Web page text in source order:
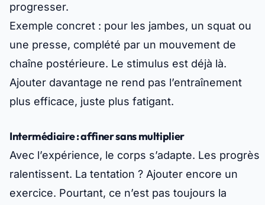
progresser.
Exemple concret : pour les jambes, un squat ou
une presse, complété par un mouvement de
chaîne postérieure. Le stimulus est déjà là.
Ajouter davantage ne rend pas l’entraînement
plus efficace, juste plus fatigant.
Intermédiaire : affiner sans multiplier
Avec l’expérience, le corps s’adapte. Les progrès
ralentissent. La tentation ? Ajouter encore un
exercice. Pourtant, ce n’est pas toujours la